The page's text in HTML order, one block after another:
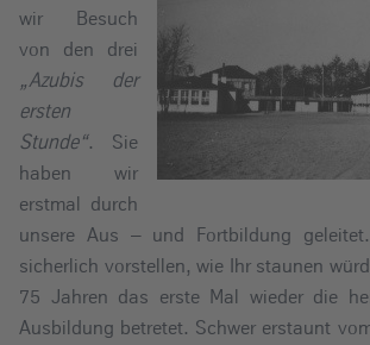
wir Besuch
von den drei
„Azubis der
ersten
Stunde“. Sie
haben wir
erstmal durch
unsere Aus – und Fortbildung
sicherlich vorstellen, wie Ihr staunen
75 Jahren das erste Mal wieder die
Ausbildung betretet. Schwer erstaunt